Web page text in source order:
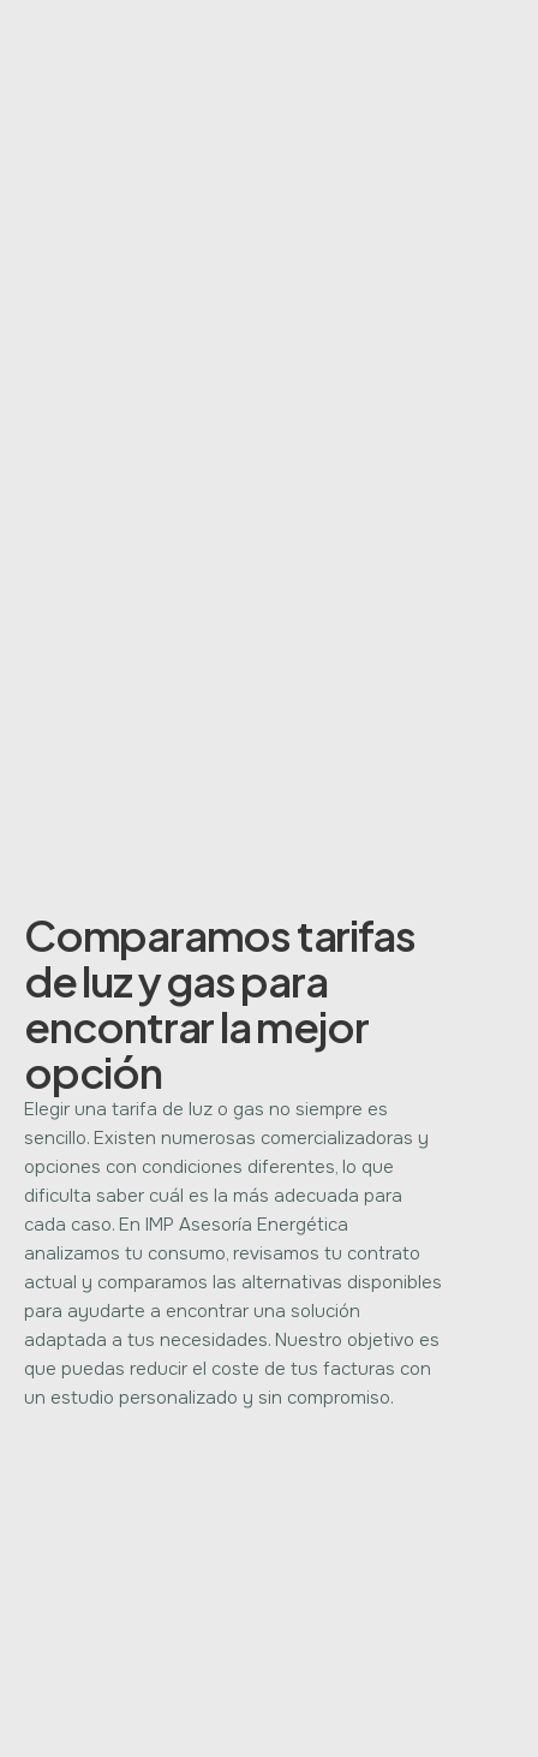
Comparamos tarifas
de luz y gas para
encontrar la mejor
opción
Elegir una tarifa de luz o gas no siempre es
sencillo. Existen numerosas comercializadoras y
opciones con condiciones diferentes, lo que
dificulta saber cuál es la más adecuada para
cada caso. En IMP Asesoría Energética
analizamos tu consumo, revisamos tu contrato
actual y comparamos las alternativas disponibles
para ayudarte a encontrar una solución
adaptada a tus necesidades. Nuestro objetivo es
que puedas reducir el coste de tus facturas con
un estudio personalizado y sin compromiso.